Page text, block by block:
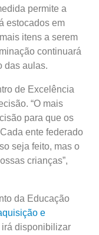
permite a
estocados em
itens a serem
continuará
das aulas.
de Excelência
“O mais
para que os
ente federado
seja feito, mas o
crianças”,
da Educação
e
irá disponibilizar